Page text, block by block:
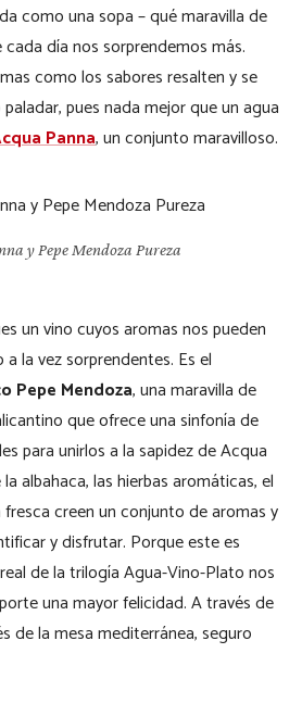
como una sopa – qué maravilla de
día nos sorprendemos más.
como los sabores resalten y se
pues nada mejor que un agua
Panna, un conjunto maravilloso.
y Pepe Mendoza Pureza
un vino cuyos aromas nos pueden
la vez sorprendentes. Es el
Pepe Mendoza, una maravilla de
que ofrece una sinfonía de
para unirlos a la sapidez de Acqua
albahaca, las hierbas aromáticas, el
creen un conjunto de aromas y
y disfrutar. Porque este es
de la trilogía Agua-Vino-Plato nos
una mayor felicidad. A través de
de la mesa mediterránea, seguro